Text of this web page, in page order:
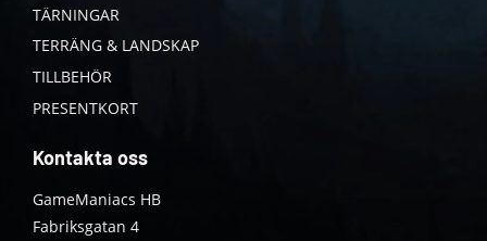
TÄRNINGAR
TERRÄNG & LANDSKAP
TILLBEHÖR
PRESENTKORT
Kontakta oss
GameManiacs HB
Fabriksgatan 4